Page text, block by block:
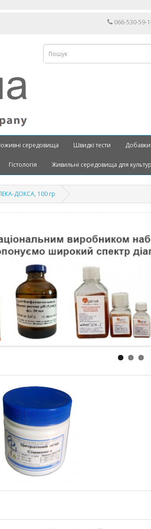
066-530-59-
середовища Швидкі тести Добавки
Гістологія Живильні середовища для
ДОКСА, 100 гр